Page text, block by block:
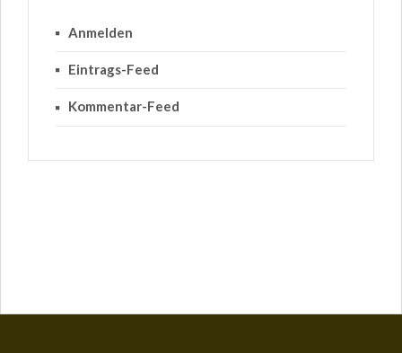
Anmelden
Eintrags-Feed
Kommentar-Feed